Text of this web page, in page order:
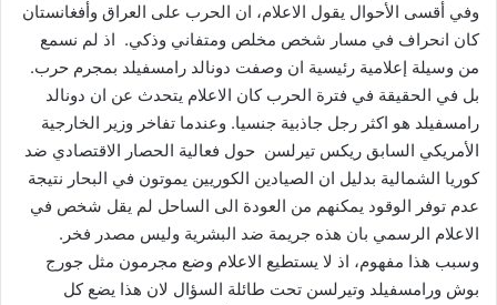
وفي أقسى الأحوال يقول الاعلام، ان الحرب على العراق وأفغانستان
كان انحراف في مسار شخص مخلص ومتفاني وذكي. اذ لم نسمع
من وسيلة إعلامية رئيسية ان وصفت دونالد رامسفيلد بمجرم حرب.
بل في الحقيقة في فترة الحرب كان الاعلام يتحدث عن ان دونالد
رامسفيلد هو اكثر رجل جاذبية جنسيا. وعندما تفاخر وزير الخارجية
الأمريكي السابق ريكس تيرلسن حول فعالية الحصار الاقتصادي ضد
كوريا الشمالية بدليل ان الصيادين الكوريين يموتون في البحار نتيجة
عدم توفر الوقود يمكنهم من العودة الى الساحل لم يقل شخص في
الاعلام الرسمي بان هذه جريمة ضد البشرية وليس مصدر فخر.
وسبب هذا مفهوم، اذ لا يستطيع الاعلام وضع مجرمون مثل جورج
بوش ورامسفيلد وتيرلسن تحت طائلة السؤال لان هذا يضع كل